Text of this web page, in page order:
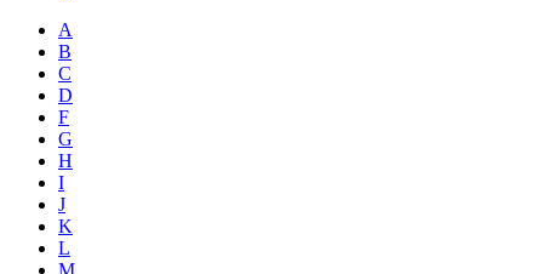
A
B
C
D
F
G
H
I
J
K
L
M